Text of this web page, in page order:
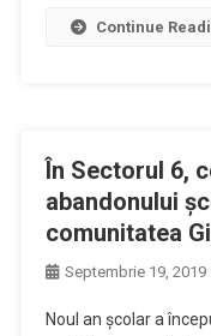
Continue
În Sectorul 6,
abandonului
comunitatea
Septembrie 19, 2019
Noul an şcolar a